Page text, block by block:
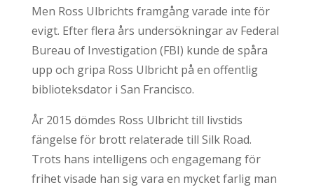
Men Ross Ulbrichts framgång varade inte för
evigt. Efter flera års undersökningar av Federal
Bureau of Investigation (FBI) kunde de spåra
upp och gripa Ross Ulbricht på en offentlig
biblioteksdator i San Francisco.
År 2015 dömdes Ross Ulbricht till livstids
fängelse för brott relaterade till Silk Road.
Trots hans intelligens och engagemang för
frihet visade han sig vara en mycket farlig man